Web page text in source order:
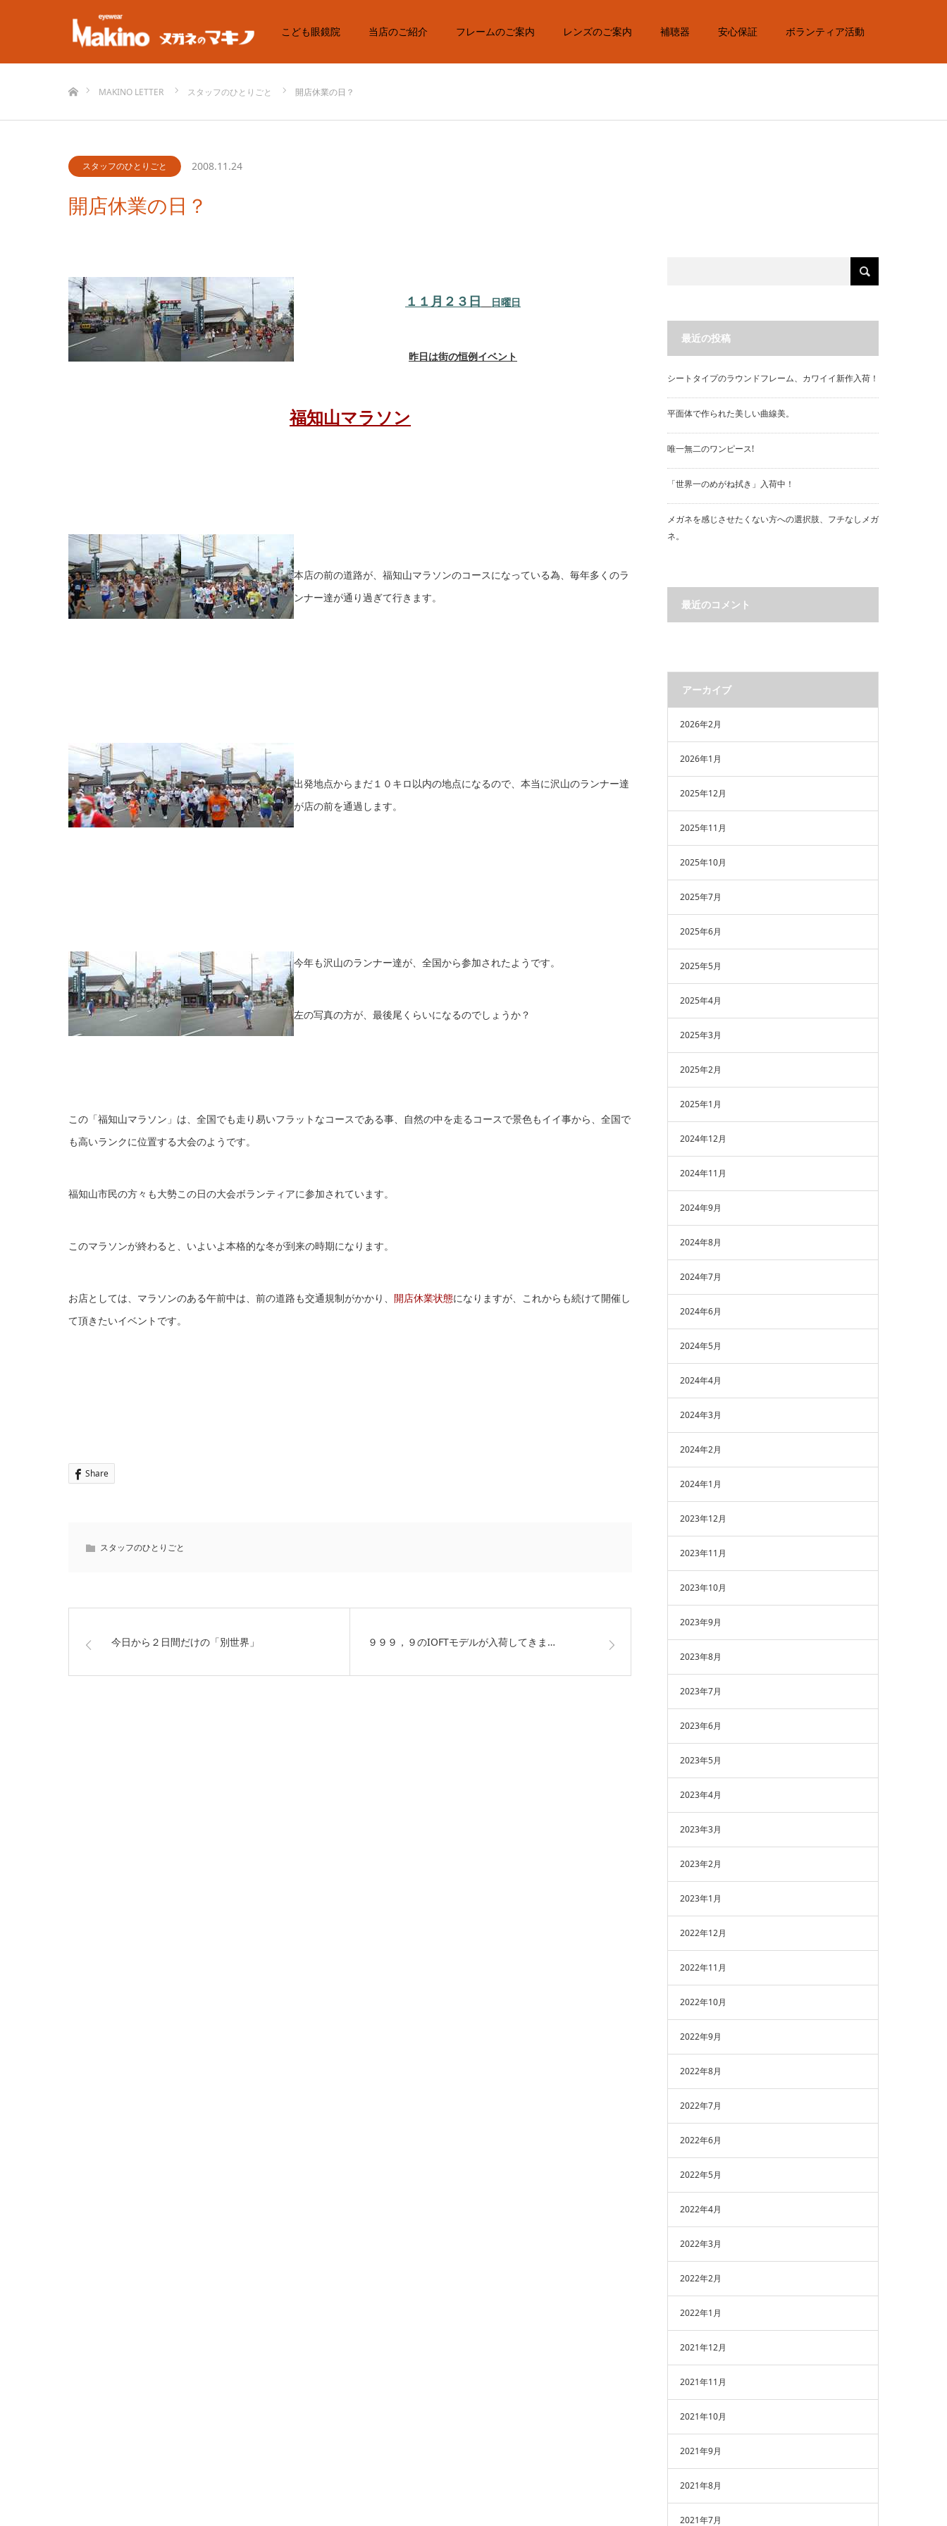
こども眼鏡院 当店のご紹介 フレームのご案内 レンズのご案内 補聴器 安心保証 ボランティア活動
MAKINO LETTER
スタッフのひとりごと 開店休業の日？
スタッフのひとりごと 2008.11.24
開店休業の日？
１１月２３日 日曜日
昨日は街の恒例イベント
福知山マラソン
本店の前の道路が、福知山マラソンのコースになっている為、毎年多くのラ
ンナー達が通り過ぎて行きます。
出発地点からまだ１０キロ以内の地点になるので、本当に沢山のランナー達
が店の前を通過します。
今年も沢山のランナー達が、全国から参加されたようです。
左の写真の方が、最後尾くらいになるのでしょうか？
この「福知山マラソン」は、全国でも走り易いフラットなコースである事、自然の中を走るコースで景色もイイ事から、全国で
も高いランクに位置する大会のようです。
福知山市民の方々も大勢この日の大会ボランティアに参加されています。
このマラソンが終わると、いよいよ本格的な冬が到来の時期になります。
お店としては、マラソンのある午前中は、前の道路も交通規制がかかり、 開店休業状態になりますが、これからも続けて開催し
て頂きたいイベントです。
Share
スタッフのひとりごと
今日から２日間だけの「別世界」 ９９９，９のIOFTモデルが入荷してきま…
最近の投稿
シートタイプのラウンドフレーム、カワイイ新作入荷！
平面体で作られた美しい曲線美。
唯一無二のワンピース!
「世界一のめがね拭き」入荷中！
メガネを感じさせたくない方への選択肢、フチなしメガ
ネ。
最近のコメント
アーカイブ
2026年2月
2026年1月
2025年12月
2025年11月
2025年10月
2025年7月
2025年6月
2025年5月
2025年4月
2025年3月
2025年2月
2025年1月
2024年12月
2024年11月
2024年9月
2024年8月
2024年7月
2024年6月
2024年5月
2024年4月
2024年3月
2024年2月
2024年1月
2023年12月
2023年11月
2023年10月
2023年9月
2023年8月
2023年7月
2023年6月
2023年5月
2023年4月
2023年3月
2023年2月
2023年1月
2022年12月
2022年11月
2022年10月
2022年9月
2022年8月
2022年7月
2022年6月
2022年5月
2022年4月
2022年3月
2022年2月
2022年1月
2021年12月
2021年11月
2021年10月
2021年9月
2021年8月
2021年7月